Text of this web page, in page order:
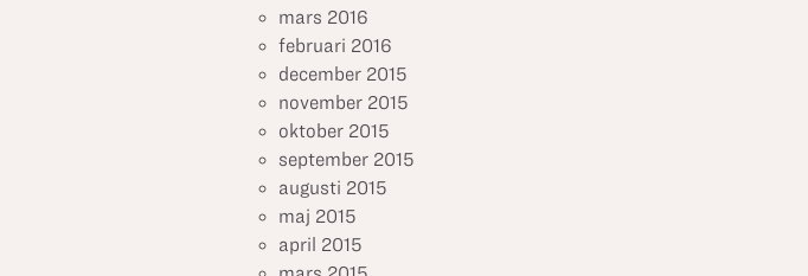
mars 2016
februari 2016
december 2015
november 2015
oktober 2015
september 2015
augusti 2015
maj 2015
april 2015